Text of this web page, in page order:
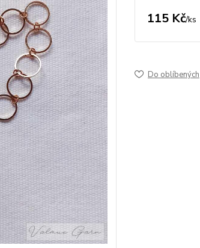
115 Kč/ks
Do oblíbených